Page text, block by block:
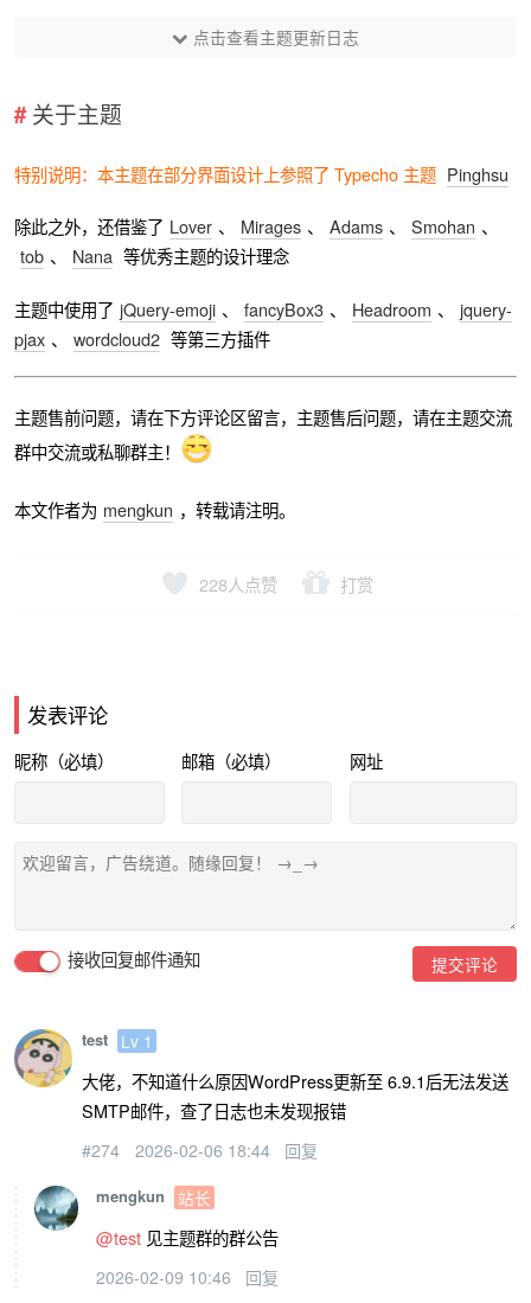
点击查看主题更新日志
关于主题
特别说明：本主题在部分界面设计上参照了 Typecho 主题 Pinghsu
除此之外，还借鉴了 Lover 、 Mirages 、 Adams 、 Smohan 、
tob 、 Nana 等优秀主题的设计理念
主题中使用了 jQuery-emoji 、 fancyBox3 、 Headroom 、
jquery-
pjax 、 wordcloud2 等第三方插件
主题售前问题，请在下方评论区留言，主题售后问题，请在主题交流
群中交流或私聊群主！
本文作者为 mengkun ，转载请注明。
228人点赞 打赏
发表评论
昵称（必填） 邮箱（必填） 网址
接收回复邮件通知 提交评论
test Lv 1
大佬，不知道什么原因WordPress更新至 6.9.1后无法发送
SMTP邮件，查了日志也未发现报错
#274 2026-02-06 18:44 回复
mengkun 站长
@test 见主题群的群公告
2026-02-09 10:46 回复